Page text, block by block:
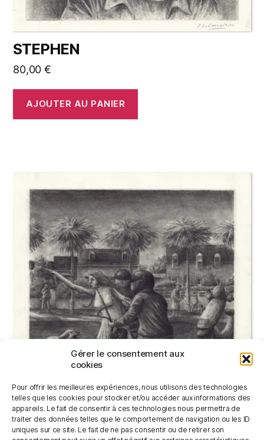
Gérer le consentement aux
cookies
Pour offrir les meilleures expériences, nous utilisons des technologies
telles que les cookies pour stocker et/ou accéder aux informations des
appareils. Le fait de consentir à ces technologies nous permettra de
traiter des données telles que le comportement de navigation ou les ID
uniques sur ce site. Le fait de ne pas consentir ou de retirer son
STEPHEN
80,00 €
AJOUTER AU PANIER